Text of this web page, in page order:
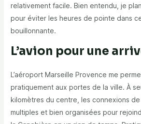
relativement facile. Bien entendu, je
pour éviter les heures de pointe dans
bouillonnante.
L’avion pour une
L’aéroport Marseille Provence me
pratiquement aux portes de la ville. À
kilomètres du centre, les connexions
multiples et bien organisées pour